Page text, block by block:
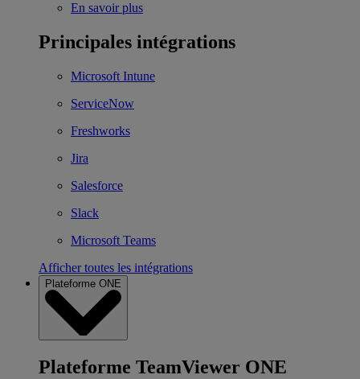
En savoir plus
Principales intégrations
Microsoft Intune
ServiceNow
Freshworks
Jira
Salesforce
Slack
Microsoft Teams
Afficher toutes les intégrations
Plateforme ONE
Plateforme TeamViewer ONE